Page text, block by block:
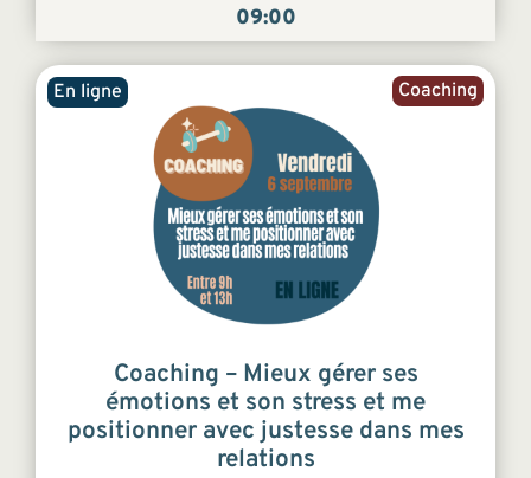
09:00
Coaching
En ligne
Coaching – Mieux gérer ses
émotions et son stress et me
positionner avec justesse dans mes
relations